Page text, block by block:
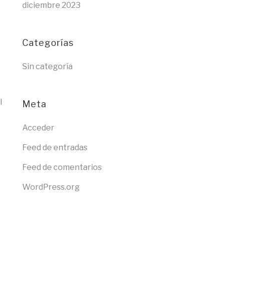
diciembre 2023
Categorías
Sin categoría
Meta
Acceder
Feed de entradas
Feed de comentarios
WordPress.org